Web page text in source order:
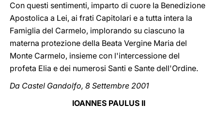
Con questi sentimenti, imparto di cuore la Benedizione
Apostolica a Lei, ai frati Capitolari e a tutta intera la
Famiglia del Carmelo, implorando su ciascuno la
materna protezione della Beata Vergine Maria del
Monte Carmelo, insieme con l'intercessione del
profeta Elia e dei numerosi Santi e Sante dell'Ordine.
Da Castel Gandolfo, 8 Settembre 2001
IOANNES PAULUS II